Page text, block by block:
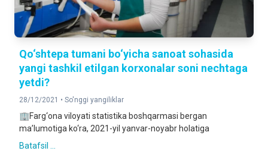
Qo‘shtepa tumani bo‘yicha sanoat sohasida
yangi tashkil etilgan korxonalar soni nechtaga
yetdi?
28/12/2021 • So'nggi yangiliklar
🏢Farg‘ona viloyati statistika boshqarmasi bergan
ma’lumotiga ko‘ra, 2021-yil yanvar-noyabr holatiga
Batafsil ...